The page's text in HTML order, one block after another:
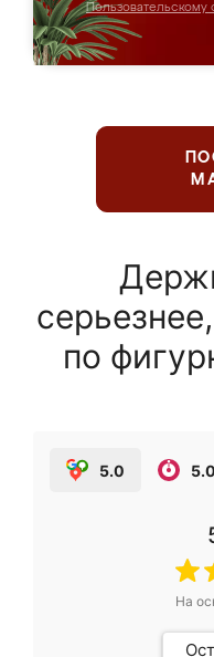
по
5.0 5.0
На